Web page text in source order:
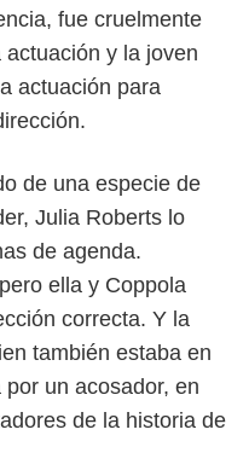
fue cruelmente
y la joven
actuación para
de una especie de
Julia Roberts lo
de agenda.
ella y Coppola
correcta. Y la
también estaba en
un acosador, en
de la historia de